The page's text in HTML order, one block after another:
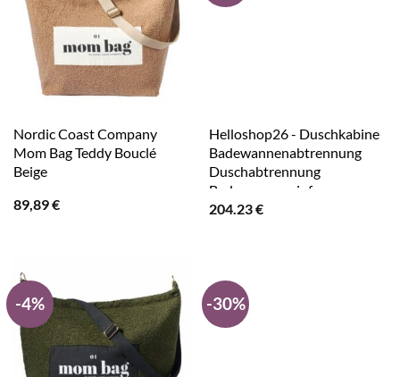
Nordic Coast Company
Mom Bag Teddy Bouclé
Beige
89,89€
Helloshop26 - Duschkabine
Badewannenabtrennung
Duschabtrennung
Badewanneneinfassung
Badezimmeraccessoire
204.23€
-4% -30%